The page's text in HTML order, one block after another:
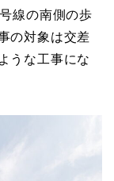
線の南側の歩
の対象は交差
うな工事にな